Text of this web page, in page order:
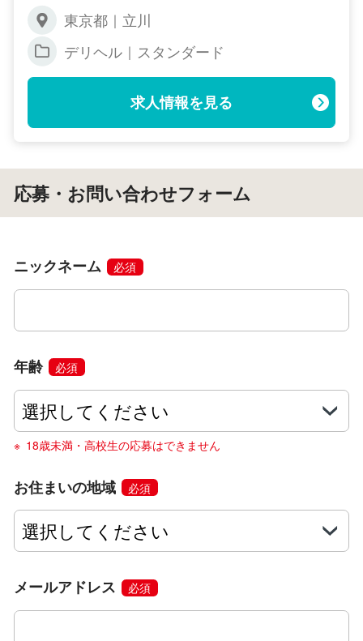
東京都｜立川
デリヘル｜スタンダード
求人情報を見る
応募・お問い合わせフォーム
ニックネーム 必須
年齢 必須
18歳未満・高校生の応募はできません
お住まいの地域 必須
メールアドレス 必須